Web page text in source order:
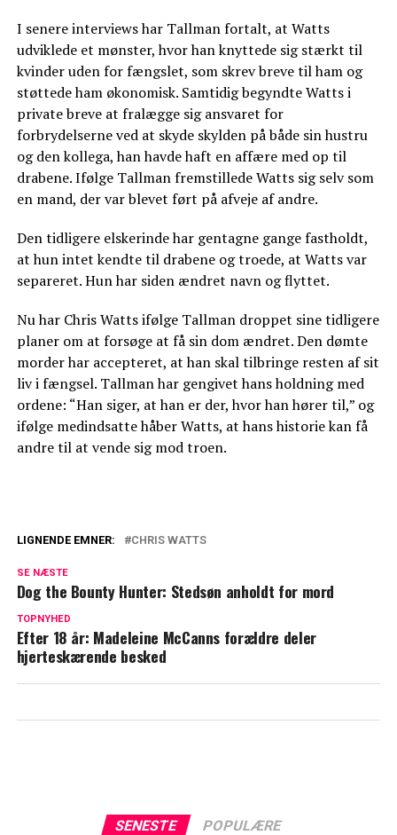
I senere interviews har Tallman fortalt, at Watts
udviklede et mønster, hvor han knyttede sig stærkt til
kvinder uden for fængslet, som skrev breve til ham og
støttede ham økonomisk. Samtidig begyndte Watts i
private breve at fralægge sig ansvaret for
forbrydelserne ved at skyde skylden på både sin hustru
og den kollega, han havde haft en affære med op til
drabene. Ifølge Tallman fremstillede Watts sig selv som
en mand, der var blevet ført på afveje af andre.
Den tidligere elskerinde har gentagne gange fastholdt,
at hun intet kendte til drabene og troede, at Watts var
separeret. Hun har siden ændret navn og flyttet.
Nu har Chris Watts ifølge Tallman droppet sine tidligere
planer om at forsøge at få sin dom ændret. Den dømte
morder har accepteret, at han skal tilbringe resten af sit
liv i fængsel. Tallman har gengivet hans holdning med
ordene: “Han siger, at han er der, hvor han hører til,” og
ifølge medindsatte håber Watts, at hans historie kan få
andre til at vende sig mod troen.
dokumentaren om Chris Watts
kommer han med opsigtsvækkende
udtalelse
LIGNENDE EMNER: CHRIS WATTS
SE NÆSTE
Dog the Bounty Hunter: Stedsøn anholdt for mord
TOPNYHED
Efter 18 år: Madeleine McCanns forældre deler
hjerteskærende besked
SENESTE POPULÆRE